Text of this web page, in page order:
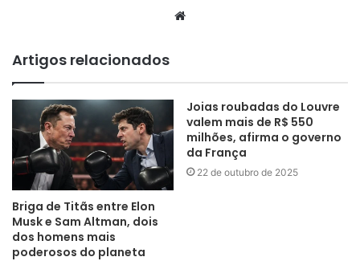
Website
Artigos relacionados
Briga de Titãs entre Elon
Musk e Sam Altman, dois
dos homens mais
poderosos do planeta
Joias roubadas do Louvre
valem mais de R$ 550
milhões, afirma o governo
da França
22 de outubro de 2025